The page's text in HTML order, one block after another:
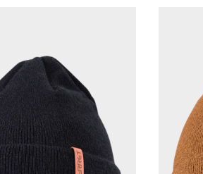
Каишка за буря и щипка за
СЕ В ОГРАНИЧЕНА
се в следните размери: SX* | S
само за черната версия